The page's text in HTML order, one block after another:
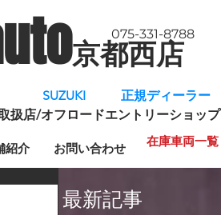
京都西店
075-331-8788
SUZUKI 正規ディーラー
扱店/オフロードエントリーショップ
紹介 お問い合わせ 在庫車両一覧
最新記事